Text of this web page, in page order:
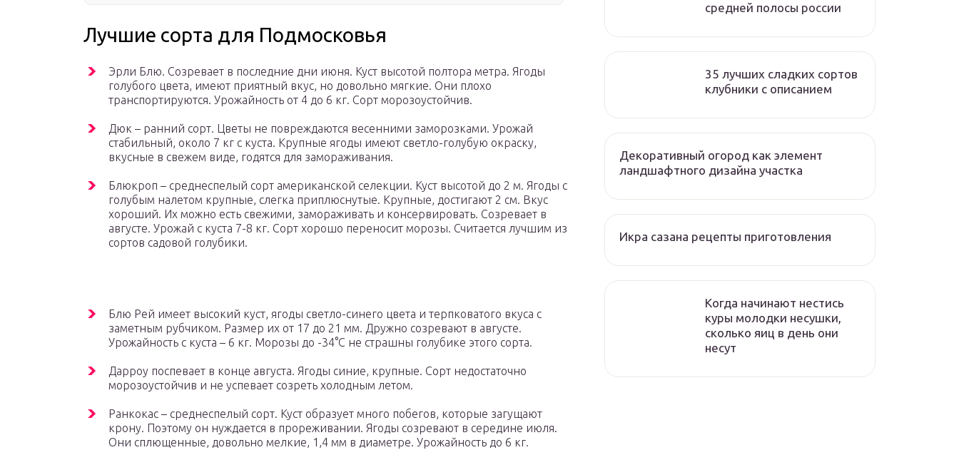
Лучшие сорта для Подмосковья
Эрли Блю. Созревает в последние дни июня. Куст высотой полтора метра. Ягоды
голубого цвета, имеют приятный вкус, но довольно мягкие. Они плохо
транспортируются. Урожайность от 4 до 6 кг. Сорт морозоустойчив.
Дюк – ранний сорт. Цветы не повреждаются весенними заморозками. Урожай
стабильный, около 7 кг с куста. Крупные ягоды имеют светло-голубую окраску,
вкусные в свежем виде, годятся для замораживания.
Блюкроп – среднеспелый сорт американской селекции. Куст высотой до 2 м. Ягоды с
голубым налетом крупные, слегка приплюснутые. Крупные, достигают 2 см. Вкус
хороший. Их можно есть свежими, замораживать и консервировать. Созревает в
августе. Урожай с куста 7-8 кг. Сорт хорошо переносит морозы. Считается лучшим из
сортов садовой голубики.
Блю Рей имеет высокий куст, ягоды светло-синего цвета и терпковатого вкуса с
заметным рубчиком. Размер их от 17 до 21 мм. Дружно созревают в августе.
Урожайность с куста – 6 кг. Морозы до -34°С не страшны голубике этого сорта.
Дарроу поспевает в конце августа. Ягоды синие, крупные. Сорт недостаточно
морозоустойчив и не успевает созреть холодным летом.
Ранкокас – среднеспелый сорт. Куст образует много побегов, которые загущают
крону. Поэтому он нуждается в прореживании. Ягоды созревают в середине июля.
Они сплющенные, довольно мелкие, 1,4 мм в диаметре. Урожайность до 6 кг.
средней полосы россии
35 лучших сладких сортов
клубники с описанием
Декоративный огород как элемент
ландшафтного дизайна участка
Икра сазана рецепты приготовления
Когда начинают нестись
куры молодки несушки,
сколько яиц в день они
несут